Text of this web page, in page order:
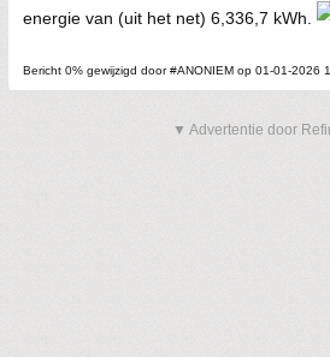
energie van (uit het net) 6,336,7 kWh.
Bericht 0% gewijzigd door #ANONIEM op 01-01-2026
▼ Advertentie door